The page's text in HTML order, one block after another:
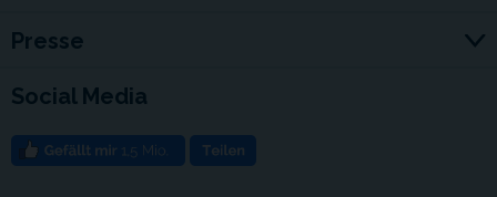
Presse
Social Media